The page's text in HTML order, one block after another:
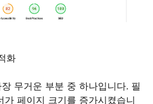
화
무거운 부분 중 하나입니다. 필
가 페이지 크기를 증가시켰습니